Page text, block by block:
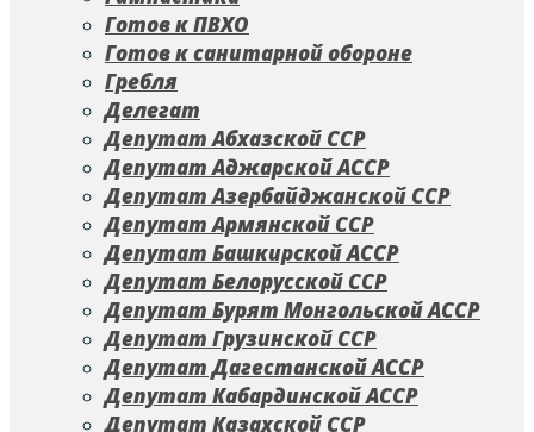
Готов к ПВХО
Готов к санитарной обороне
Гребля
Делегат
Депутат Абхазской ССР
Депутат Аджарской АССР
Депутат Азербайджанской ССР
Депутат Армянской ССР
Депутат Башкирской АССР
Депутат Белорусской ССР
Депутат Бурят Монгольской АССР
Депутат Грузинской ССР
Депутат Дагестанской АССР
Депутат Кабардинской АССР
Депутат Казахской ССР